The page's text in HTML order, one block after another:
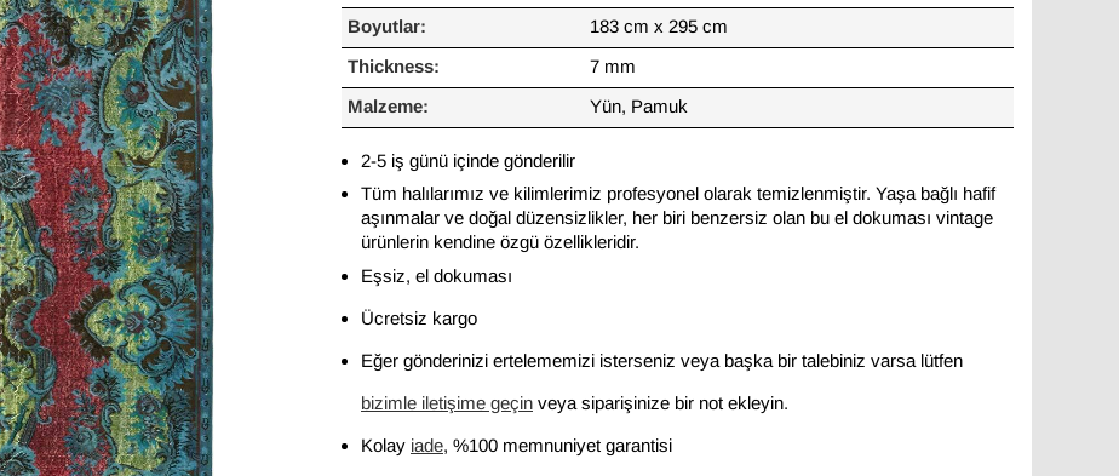
Boyutlar: 183 cm x 295 cm
Thickness: 7 mm
Malzeme: Yün, Pamuk
2-5 iş günü içinde gönderilir
Tüm halılarımız ve kilimlerimiz profesyonel olarak temizlenmiştir. Yaşa bağlı hafif
aşınmalar ve doğal düzensizlikler, her biri benzersiz olan bu el dokuması vintage
ürünlerin kendine özgü özellikleridir.
Eşsiz, el dokuması
Ücretsiz kargo
Eğer gönderinizi ertelememizi isterseniz veya başka bir talebiniz varsa lütfen
bizimle iletişime geçin veya siparişinize bir not ekleyin.
Kolay iade, %100 memnuniyet garantisi